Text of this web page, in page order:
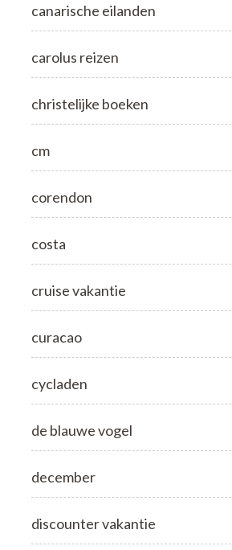
canarische eilanden
carolus reizen
christelijke boeken
cm
corendon
costa
cruise vakantie
curacao
cycladen
de blauwe vogel
december
discounter vakantie